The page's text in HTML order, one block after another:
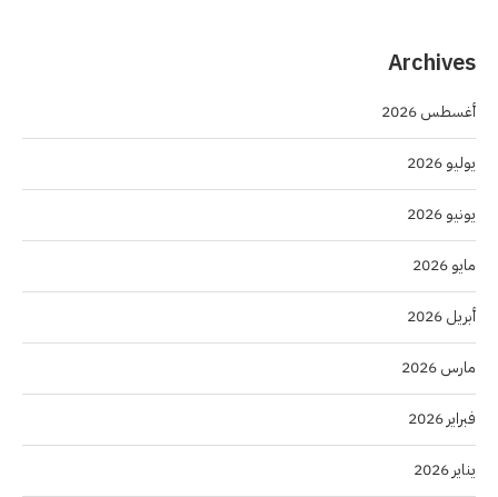
Archives
أغسطس 2026
يوليو 2026
يونيو 2026
مايو 2026
أبريل 2026
مارس 2026
فبراير 2026
يناير 2026